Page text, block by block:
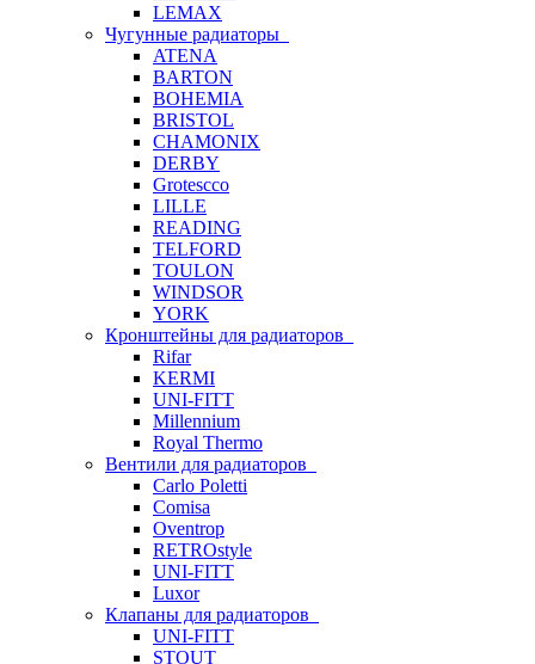
LEMAX
Чугунные радиаторы
ATENA
BARTON
BOHEMIA
BRISTOL
CHAMONIX
DERBY
Grotescco
LILLE
READING
TELFORD
TOULON
WINDSOR
YORK
Кронштейны для радиаторов
Rifar
KERMI
UNI-FITT
Millennium
Royal Thermo
Вентили для радиаторов
Carlo Poletti
Comisa
Oventrop
RETROstyle
UNI-FITT
Luxor
Клапаны для радиаторов
UNI-FITT
STOUT